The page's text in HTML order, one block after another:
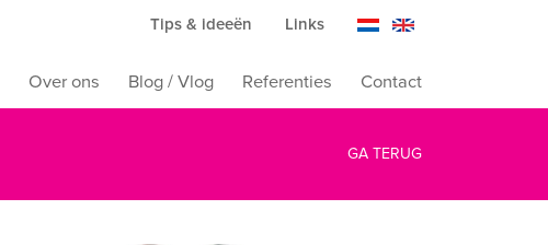
Tips & ideeën Links
Over ons Blog / Vlog Referenties Contact
GA TERUG